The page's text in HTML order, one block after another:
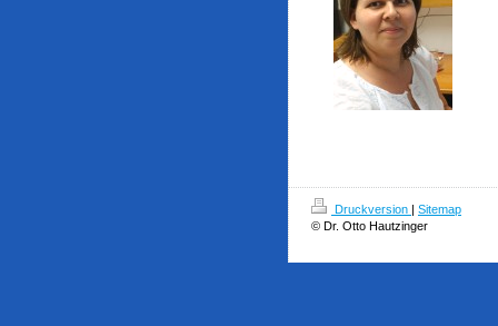
Druckversion | Sitemap
© Dr. Otto Hautzinger